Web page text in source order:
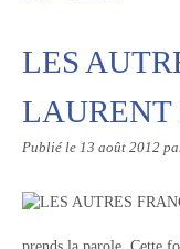
LES
LAURENT
Publié le 13 août 2012